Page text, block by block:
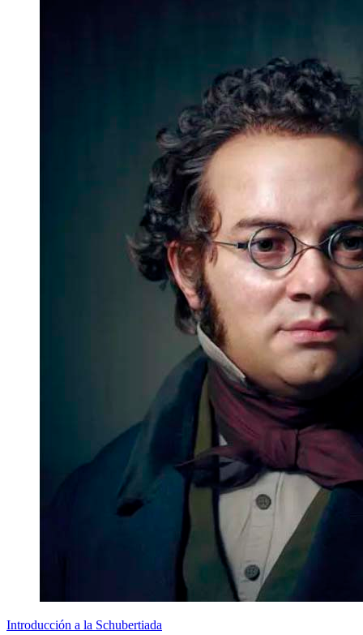
Introducción a la Schubertiada